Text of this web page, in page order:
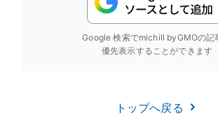
Google 検索でmichill byGMOの記
優先表示することができます
トップへ戻る